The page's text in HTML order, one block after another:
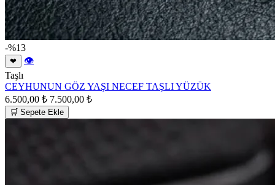
-%13
❤
👁
Taşlı
CEYHUNUN GÖZ YAŞI NECEF TAŞLI YÜZÜK
6.500,00 ₺ 7.500,00 ₺
🛒 Sepete Ekle